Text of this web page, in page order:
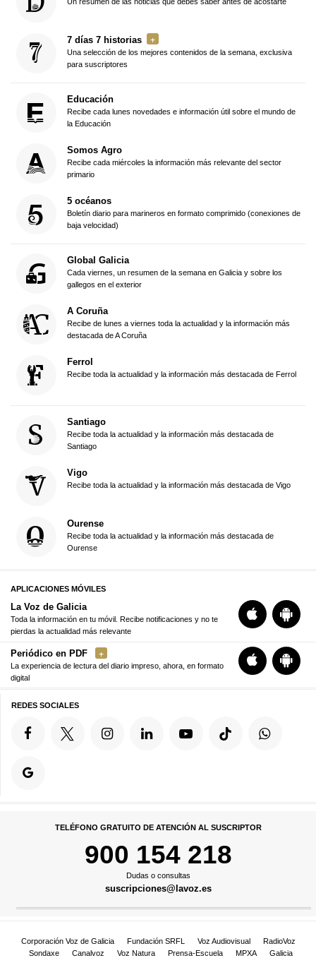
7 días 7 historias
Una selección de los mejores contenidos de la semana, exclusiva
para suscriptores
Educación
Recibe cada lunes novedades e información útil sobre el mundo de
la Educación
Somos Agro
Recibe cada miércoles la información más relevante del sector
primario
5 océanos
Boletín diario para marineros en formato comprimido (conexiones de
baja velocidad)
Global Galicia
Cada viernes, un resumen de la semana en Galicia y sobre los
gallegos en el exterior
A Coruña
Recibe de lunes a viernes toda la actualidad y la información más
destacada de A Coruña
Ferrol
Recibe toda la actualidad y la información más destacada de Ferrol
Santiago
Recibe toda la actualidad y la información más destacada de
Santiago
Vigo
Recibe toda la actualidad y la información más destacada de Vigo
Ourense
Recibe toda la actualidad y la información más destacada de
Ourense
APLICACIONES MÓVILES
La Voz de Galicia
Toda la información en tu móvil. Recibe notificaciones y no te
pierdas la actualidad más relevante
Periódico en PDF
La experiencia de lectura del diario impreso, ahora, en formato
digital
REDES SOCIALES
TELÉFONO GRATUITO DE ATENCIÓN AL SUSCRIPTOR
900 154 218
Dudas o consultas
suscripciones@lavoz.es
Corporación Voz de Galicia Fundación SRFL Voz Audiovisual
RadioVoz
Sondaxe
Canalvoz Voz Natura Prensa-Escuela MPXA Galicia